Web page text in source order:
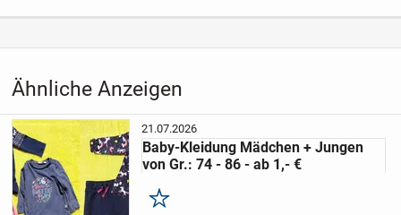
Ähnliche Anzeigen
21.07.2026
Baby-Kleidung Mädchen + Jungen
von Gr.: 74 - 86 - ab 1,- €
Merken
Aufrufe dieser
14
Babykleidung